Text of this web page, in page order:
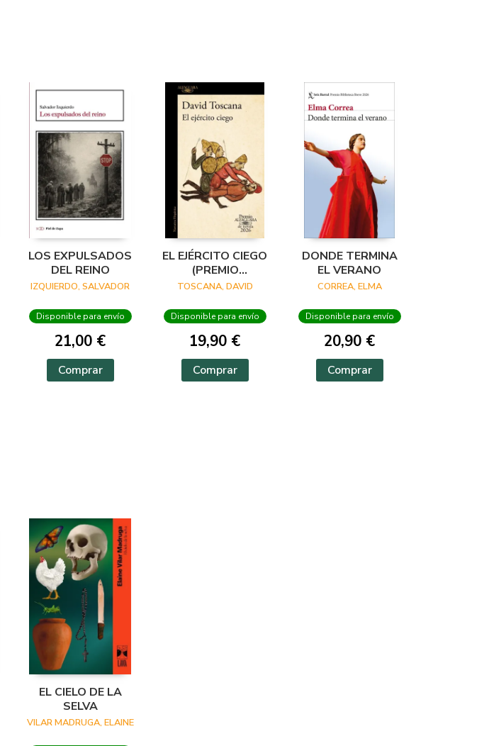
LOS EXPULSADOS
DEL REINO
IZQUIERDO, SALVADOR
Disponible para envío
21,00 €
Comprar
EL EJÉRCITO CIEGO
(PREMIO
ALFAGUARA DE
TOSCANA, DAVID
Disponible para envío
19,90 €
Comprar
DONDE TERMINA
EL VERANO
CORREA, ELMA
Disponible para envío
20,90 €
Comprar
EL CIELO DE LA
SELVA
VILAR MADRUGA, ELAINE